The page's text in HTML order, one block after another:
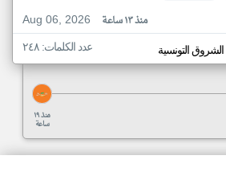
Aug 06, 2026
منذ ١٣ ساعة
التونسية عدد الكلمات: ٢٤٨
منذ ١٩
ساعة